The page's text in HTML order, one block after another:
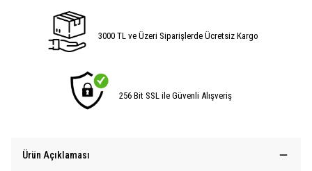
3000 TL ve Üzeri Siparişlerde Ücretsiz Kargo
256 Bit SSL ile Güvenli Alışveriş
Ürün Açıklaması